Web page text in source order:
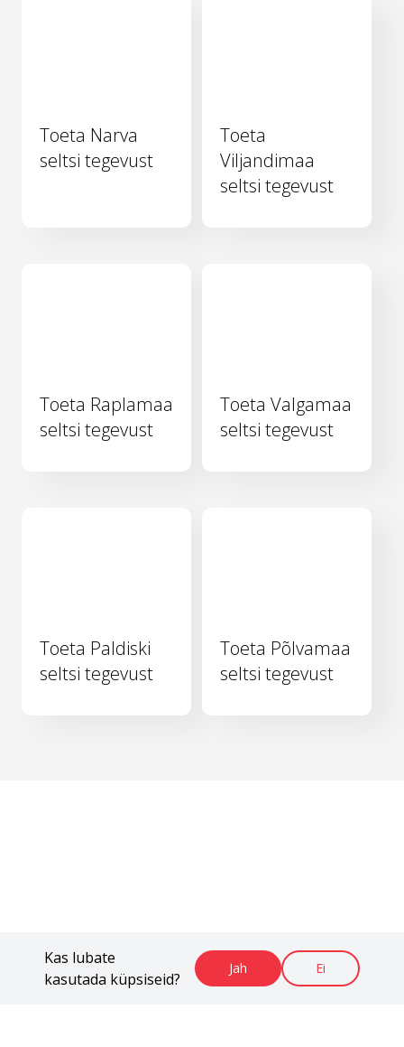
Kas lubate
kasutada küpsiseid?
Jah Ei
Toeta Narva
seltsi tegevust
Toeta
Viljandimaa
seltsi tegevust
Toeta Raplamaa
seltsi tegevust
Toeta Valgamaa
seltsi tegevust
Toeta Paldiski
seltsi tegevust
Toeta Põlvamaa
seltsi tegevust